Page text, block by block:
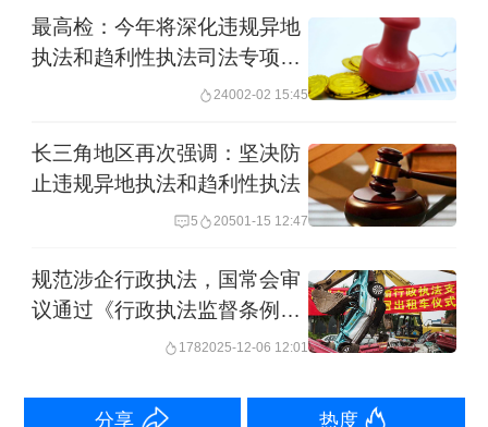
查，调查发现二人具有司法工作人员身
份，无法以上述罪名继续侦办，案件陷
入僵局。德清县检察院主动提前介入，
审查认为二人可能涉嫌检察机关侦查管
辖的滥用职权罪，将线索报送湖州市检
察院。湖州市检察院经研判果断立案侦
统查询公民个人信息，明确了两人以公
安人员身份将沈某带走并非法控制的基
最高检：今年将深化违规异地
执法和趋利性执法司法专项监
24002-02 15:45
长三角地区再次强调：坚决防
止违规异地执法和趋利性执法
5 20501-15 12:47
规范涉企行政执法，国常会审
议通过《行政执法监督条例
1782025-12-06 12:01
分享 热度